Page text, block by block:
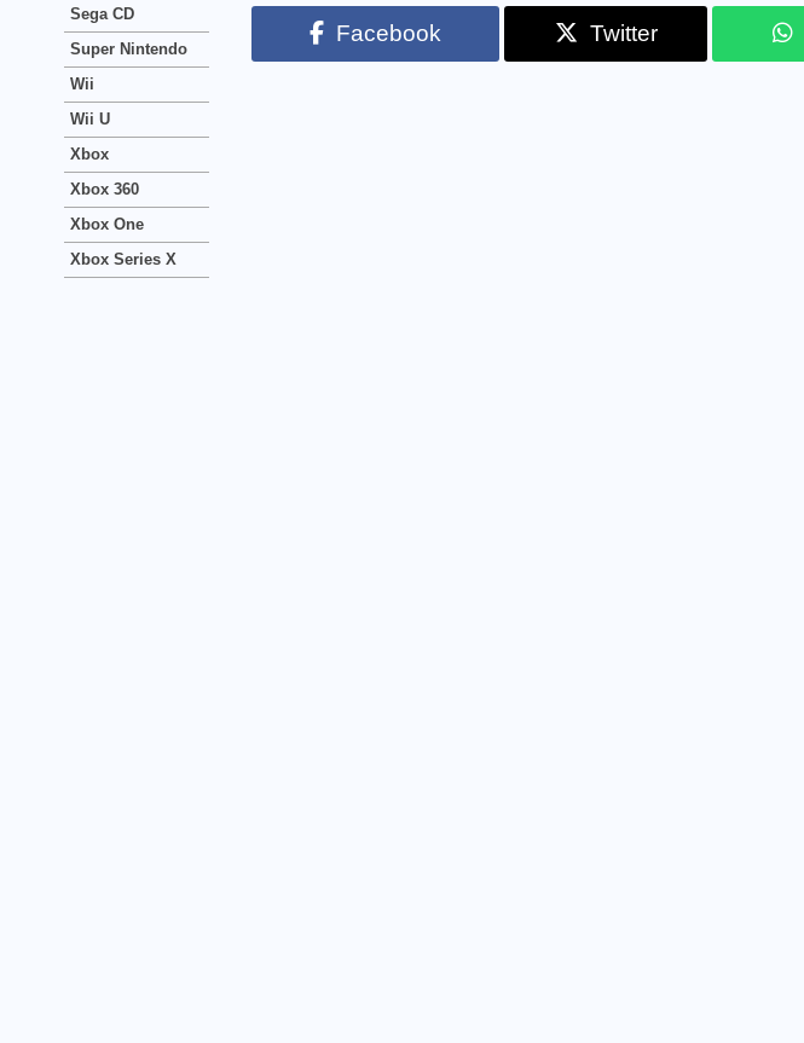
Facebook Twitter
Sega CD
Super Nintendo
Wii
Wii U
Xbox
Xbox 360
Xbox One
Xbox Series X